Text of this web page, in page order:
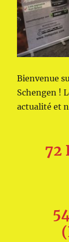
Bienvenue
Schengen !
actualité et
72